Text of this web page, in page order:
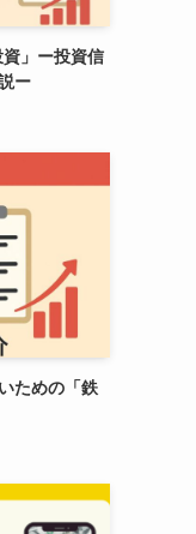
」ー投資信
ー
ための「鉄